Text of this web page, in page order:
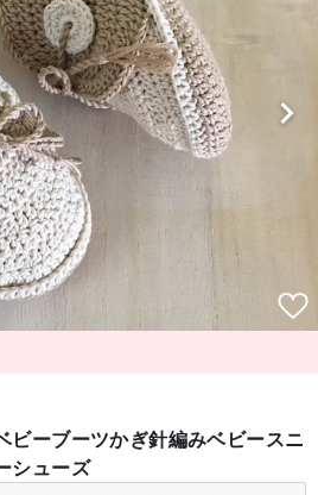
ビーブーツかぎ針編みベビースニ
シューズ